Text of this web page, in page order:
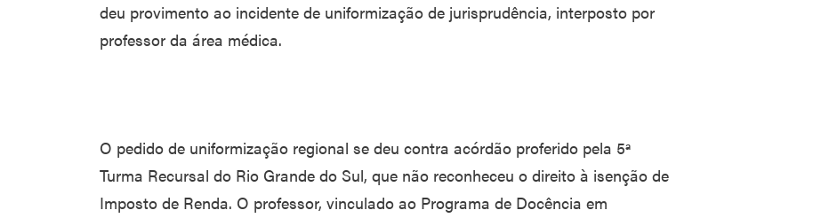
deu provimento ao incidente de uniformização de jurisprudência, interposto por
professor da área médica.
O pedido de uniformização regional se deu contra acórdão proferido pela 5ª
Turma Recursal do Rio Grande do Sul, que não reconheceu o direito à isenção de
Imposto de Renda. O professor, vinculado ao Programa de Docência em